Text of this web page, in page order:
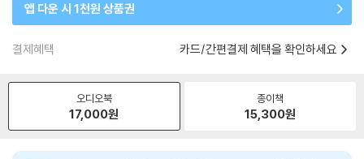
앱 다운 시 1천원 상품권
결제혜택 카드/간편결제 혜택을 확인하세요
오디오북
17,000원
종이책
15,300원